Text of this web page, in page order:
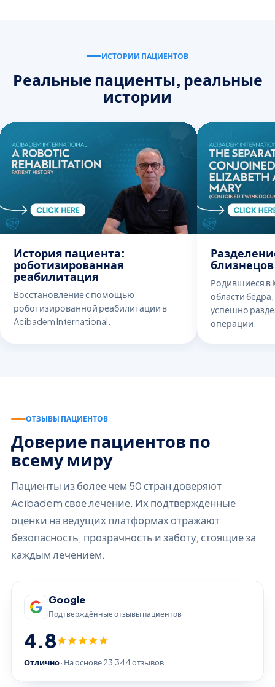
ИСТОРИИ ПАЦИЕНТОВ
Реальные пациенты, реальные
истории
История пациента:
роботизированная
реабилитация
Восстановление с помощью
роботизированной реабилитации в
Acibadem International.
Родившиеся в
области
успешно
операции.
ОТЗЫВЫ ПАЦИЕНТОВ
Доверие пациентов по
всему миру
Пациенты из более чем 50 стран доверяют
Acibadem своё лечение. Их подтверждённые
оценки на ведущих платформах отражают
безопасность, прозрачность и заботу, стоящие за
каждым лечением.
Google
Подтверждённые отзывы пациентов
4.8
Отлично· На основе 23,344 отзывов